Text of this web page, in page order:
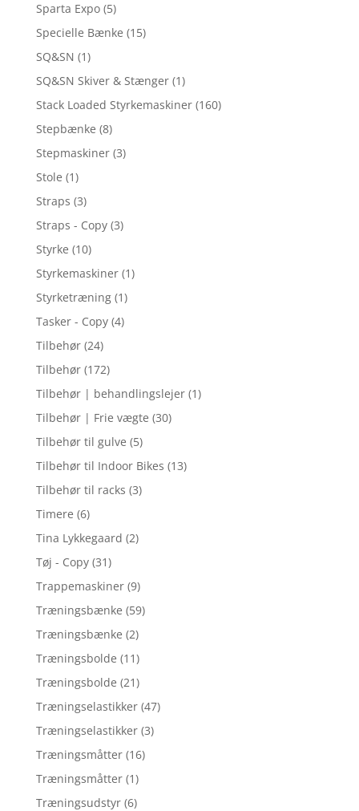
Sparta Expo (5)
Specielle Bænke (15)
SQ&SN (1)
SQ&SN Skiver & Stænger (1)
Stack Loaded Styrkemaskiner (160)
Stepbænke (8)
Stepmaskiner (3)
Stole (1)
Straps (3)
Straps - Copy (3)
Styrke (10)
Styrkemaskiner (1)
Styrketræning (1)
Tasker - Copy (4)
Tilbehør (24)
Tilbehør (172)
Tilbehør | behandlingslejer (1)
Tilbehør | Frie vægte (30)
Tilbehør til gulve (5)
Tilbehør til Indoor Bikes (13)
Tilbehør til racks (3)
Timere (6)
Tina Lykkegaard (2)
Tøj - Copy (31)
Trappemaskiner (9)
Træningsbænke (59)
Træningsbænke (2)
Træningsbolde (11)
Træningsbolde (21)
Træningselastikker (47)
Træningselastikker (3)
Træningsmåtter (16)
Træningsmåtter (1)
Træningsudstyr (6)